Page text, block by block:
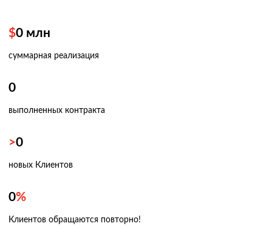
$0 млн
суммарная реализация
0
выполненных контракта
>0
новых Клиентов
0%
Клиентов обращаются повторно!